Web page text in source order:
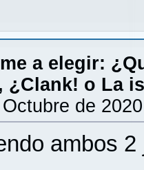
a elegir:
¿Clank! o La
de
ambos